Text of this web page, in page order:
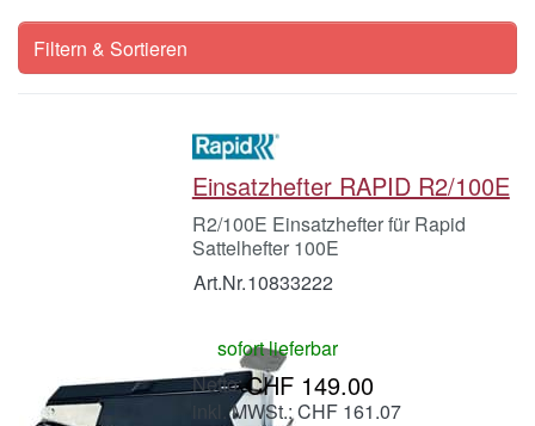
Filtern & Sortieren
Einsatzhefter RAPID R2/100E
R2/100E Einsatzhefter für Rapid
Sattelhefter 100E
Art.Nr.10833222
sofort lieferbar
CHF 149.00
inkl. MWSt.: CHF 161.07